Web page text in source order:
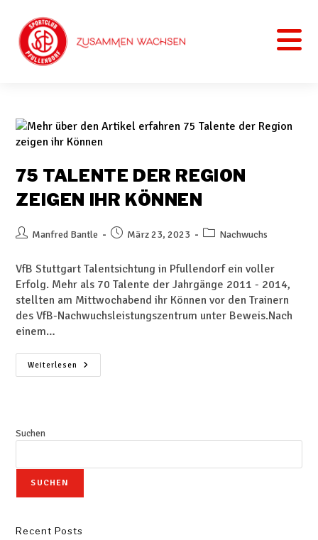
75 TALENTE DER REGION
ZEIGEN IHR KÖNNEN
Manfred Bantle März 23, 2023 Nachwuchs
VfB Stuttgart Talentsichtung in Pfullendorf ein voller
Erfolg. Mehr als 70 Talente der Jahrgänge 2011 - 2014,
stellten am Mittwochabend ihr Können vor den Trainern
des VfB-Nachwuchsleistungszentrum unter Beweis.Nach
einem…
Weiterlesen
Suchen
SUCHEN
Recent Posts